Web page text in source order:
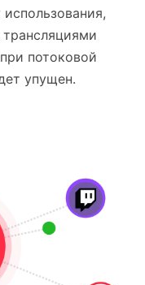
потоковой
упущен.